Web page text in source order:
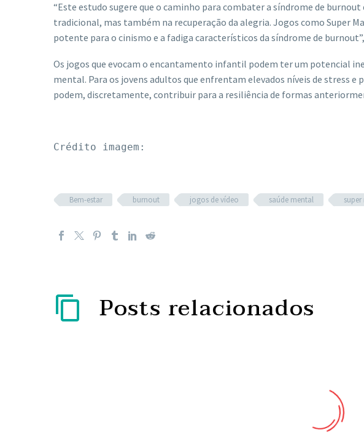
“Este estudo sugere que o caminho para combater a síndrome de
tradicional, mas também na recuperação da alegria. Jogos como Super
potente para o cinismo e a fadiga característicos da síndrome de
Os jogos que evocam o encantamento infantil podem ter um potencial
mental. Para os jovens adultos que enfrentam elevados níveis de stress e
podem, discretamente, contribuir para a resiliência de formas
Crédito imagem:
Bem-estar burnout jogos de vídeo saúde mental
Posts relacionados